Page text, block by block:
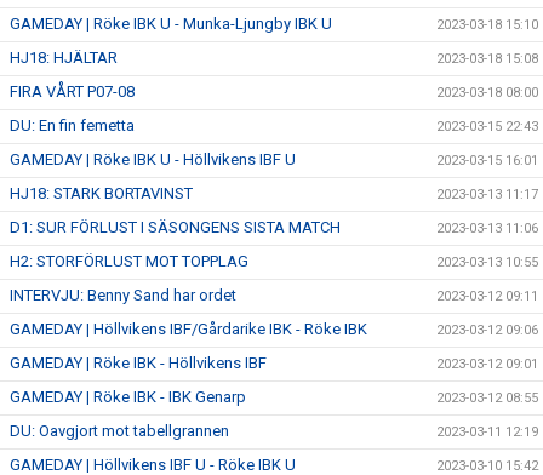
GAMEDAY | Röke IBK U - Munka-Ljungby IBK U 2023-03-18 15:10
HJ18: HJÄLTAR 2023-03-18 15:08
FIRA VÅRT P07-08 2023-03-18 08:00
DU: En fin femetta 2023-03-15 22:43
GAMEDAY | Röke IBK U - Höllvikens IBF U 2023-03-15 16:01
HJ18: STARK BORTAVINST 2023-03-13 11:17
D1: SUR FÖRLUST I SÄSONGENS SISTA MATCH 2023-03-13 11:06
H2: STORFÖRLUST MOT TOPPLAG 2023-03-13 10:55
INTERVJU: Benny Sand har ordet 2023-03-12 09:11
GAMEDAY | Höllvikens IBF/Gårdarike IBK - Röke IBK 2023-03-12 09:06
GAMEDAY | Röke IBK - Höllvikens IBF 2023-03-12 09:01
GAMEDAY | Röke IBK - IBK Genarp 2023-03-12 08:55
DU: Oavgjort mot tabellgrannen 2023-03-11 12:19
GAMEDAY | Höllvikens IBF U - Röke IBK U 2023-03-10 15:42